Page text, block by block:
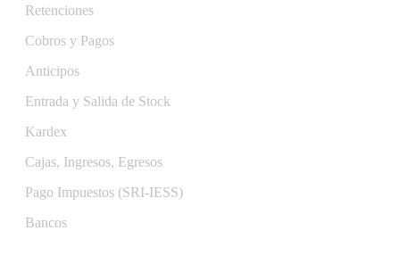
Retenciones
Cobros y Pagos
Anticipos
Entrada y Salida de Stock
Kardex
Cajas, Ingresos, Egresos
Pago Impuestos (SRI-IESS)
Bancos